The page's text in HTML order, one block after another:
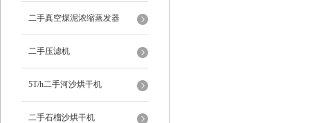
化硅分级机、二手碳化硅水洗离
心机
二手真空煤泥浓缩蒸发器
二手压滤机
5T/h二手河沙烘干机
二手石榴沙烘干机